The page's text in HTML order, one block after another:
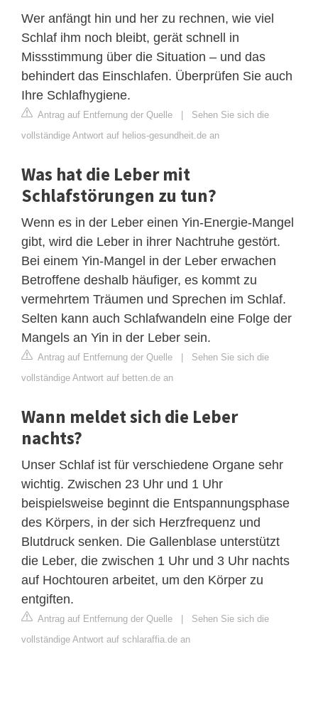
Wer anfängt hin und her zu rechnen, wie viel
Schlaf ihm noch bleibt, gerät schnell in
Missstimmung über die Situation – und das
behindert das Einschlafen. Überprüfen Sie auch
Ihre Schlafhygiene.
Antrag auf Entfernung der Quelle | Sehen Sie sich die
vollständige Antwort auf helios-gesundheit.de an
Was hat die Leber mit
Schlafstörungen zu tun?
Wenn es in der Leber einen Yin-Energie-Mangel
gibt, wird die Leber in ihrer Nachtruhe gestört.
Bei einem Yin-Mangel in der Leber erwachen
Betroffene deshalb häufiger, es kommt zu
vermehrtem Träumen und Sprechen im Schlaf.
Selten kann auch Schlafwandeln eine Folge der
Mangels an Yin in der Leber sein.
Antrag auf Entfernung der Quelle | Sehen Sie sich die
vollständige Antwort auf betten.de an
Wann meldet sich die Leber
nachts?
Unser Schlaf ist für verschiedene Organe sehr
wichtig. Zwischen 23 Uhr und 1 Uhr
beispielsweise beginnt die Entspannungsphase
des Körpers, in der sich Herzfrequenz und
Blutdruck senken. Die Gallenblase unterstützt
die Leber, die zwischen 1 Uhr und 3 Uhr nachts
auf Hochtouren arbeitet, um den Körper zu
entgiften.
Antrag auf Entfernung der Quelle | Sehen Sie sich die
vollständige Antwort auf schlaraffia.de an